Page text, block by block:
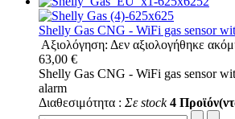
Shelly Gas CNG - WiFi gas sensor
Αξιολόγηση: Δεν αξιολογήθηκε
63,00 €
Shelly Gas CNG - WiFi gas sensor
alarm
Διαθεσιμότητα : Σε stock 4